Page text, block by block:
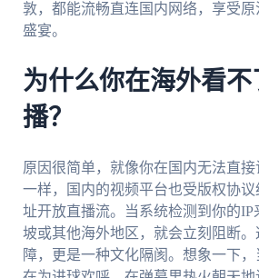
敦，都能流畅直连国内网络，享受
盛宴。
为什么你在海外看不
播？
原因很简单，就像你在国内无法直
一样，国内的视频平台也受版权协
址开放直播流。当系统检测到你的IP
坡或其他海外地区，就会立刻阻断
障，更是一种文化隔阂。想象一下